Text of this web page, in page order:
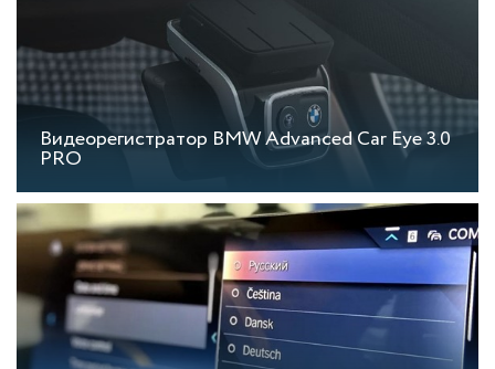
Видеорегистратор BMW Advanced Car Eye 3.0
PRO